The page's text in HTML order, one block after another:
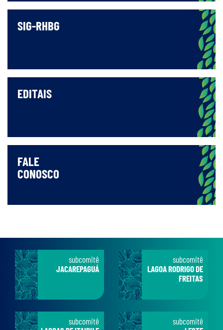
SIG-RHBG
EDITAIS
FALE
CONOSCO
subcomitê
JACAREPAGUÁ
subcomitê
LAGOA RODRIGO DE
FREITAS
subcomitê
subcomitê